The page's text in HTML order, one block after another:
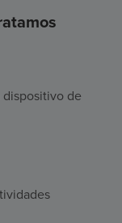
de